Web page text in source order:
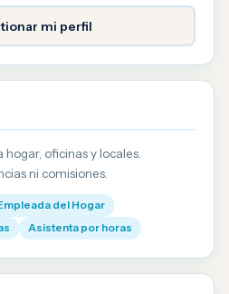
mi perfil
oficinas y locales.
ni comisiones.
del Hogar
Asistenta por horas